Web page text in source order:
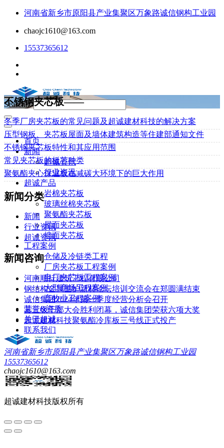
河南省新乡市原阳县产业集聚区万象路诚信钢构工业园
chaojc1610@163.com
15537365612
Search...
首页
新闻
超诚资讯
行业资讯
超诚产品
岩棉夹芯板
玻璃丝棉夹芯板
聚氨酯夹芯板
屋面夹芯板
墙面夹芯板
工程案例
仓储及冷链类工程
厂房夹芯板工程案例
电厂夹芯板工程案例
大型商场工程案例
畜牧业工程案例
荣誉&资质
关于超诚
联系我们
不锈钢夹芯板——
冬季厂房夹芯板的常见问题及超诚建材科技的解决方案
压型钢板、夹芯板屋面及墙体建筑构造等住建部通知文件
不锈钢夹芯板特性和其应用范围
常见夹芯板的板芯种类
聚氨酯夹心保温板在减碳大环境下的巨大作用
新闻分类
新闻
行业资讯
超诚资讯
新闻咨询
河南顺行建筑工程有限公司
钢结构金属围护新材论坛培训交流会在郑圆满结束
诚信集团2024年第一季度经营分析会召开
县三级干部大会胜利闭幕，诚信集团荣获六项大奖
超诚建材科技聚氨酯冷库板三号线正式投产
河南省新乡市原阳县产业集聚区万象路诚信钢构工业园
15537365612
chaojc1610@163.com
超诚建材科技版权所有